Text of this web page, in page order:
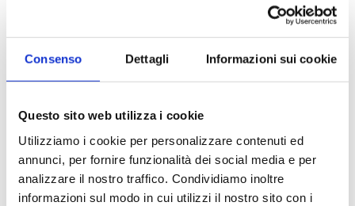
Consenso Dettagli Informazioni sui cookie
Questo sito web utilizza i cookie
Utilizziamo i cookie per personalizzare contenuti ed
annunci, per fornire funzionalità dei social media e per
analizzare il nostro traffico. Condividiamo inoltre
informazioni sul modo in cui utilizzi il nostro sito con i
POMPA
Termochiller S100 +5/+35°C
HRSH150